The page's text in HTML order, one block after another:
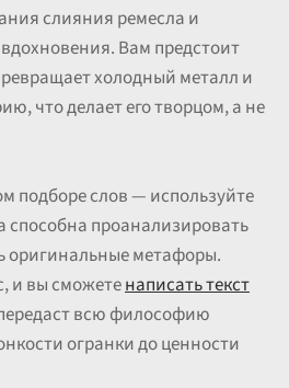
слияния ремесла и
Вам предстоит
холодный металл и
что делает его творцом, а не
подборе слов — используйте
способна проанализировать
оригинальные метафоры.
и вы сможетенаписать текст
всю философию
огранки до ценности